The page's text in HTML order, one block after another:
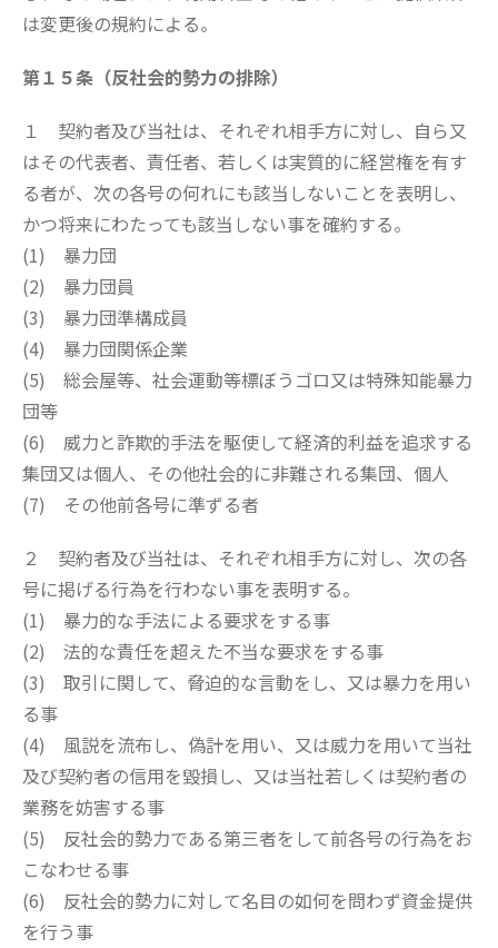
は変更後の規約による。
第１５条（反社会的勢力の排除）
１ 契約者及び当社は、それぞれ相手方に対し、自ら又
はその代表者、責任者、若しくは実質的に経営権を有す
る者が、次の各号の何れにも該当しないことを表明し、
かつ将来にわたっても該当しない事を確約する。
(1) 暴力団
(2) 暴力団員
(3) 暴力団準構成員
(4) 暴力団関係企業
(5) 総会屋等、社会運動等標ぼうゴロ又は特殊知能暴力
団等
(6) 威力と詐欺的手法を駆使して経済的利益を追求する
集団又は個人、その他社会的に非難される集団、個人
(7) その他前各号に準ずる者
２ 契約者及び当社は、それぞれ相手方に対し、次の各
号に掲げる行為を行わない事を表明する。
(1) 暴力的な手法による要求をする事
(2) 法的な責任を超えた不当な要求をする事
(3) 取引に関して、脅迫的な言動をし、又は暴力を用い
る事
(4) 風説を流布し、偽計を用い、又は威力を用いて当社
及び契約者の信用を毀損し、又は当社若しくは契約者の
業務を妨害する事
(5) 反社会的勢力である第三者をして前各号の行為をお
こなわせる事
(6) 反社会的勢力に対して名目の如何を問わず資金提供
を行う事